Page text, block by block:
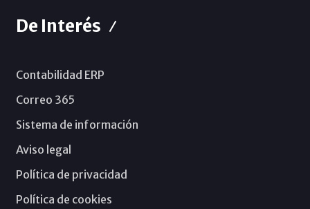
De Interés
Contabilidad ERP
Correo 365
Sistema de información
Aviso legal
Política de privacidad
Política de cookies